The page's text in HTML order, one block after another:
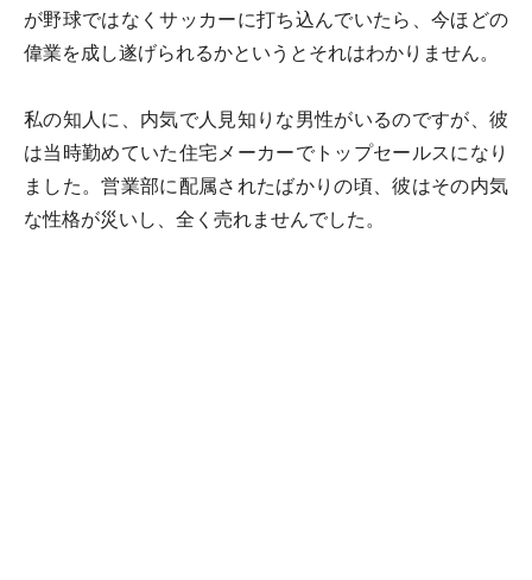
が野球ではなくサッカーに打ち込んでいたら、今ほどの
偉業を成し遂げられるかというとそれはわかりません。
私の知人に、内気で人見知りな男性がいるのですが、彼
は当時勤めていた住宅メーカーでトップセールスになり
ました。営業部に配属されたばかりの頃、彼はその内気
な性格が災いし、全く売れませんでした。